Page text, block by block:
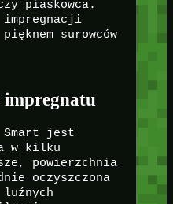
piaskowca.
surowców
impregnatu
jest
w kilku
powierzchnia
oczyszczona